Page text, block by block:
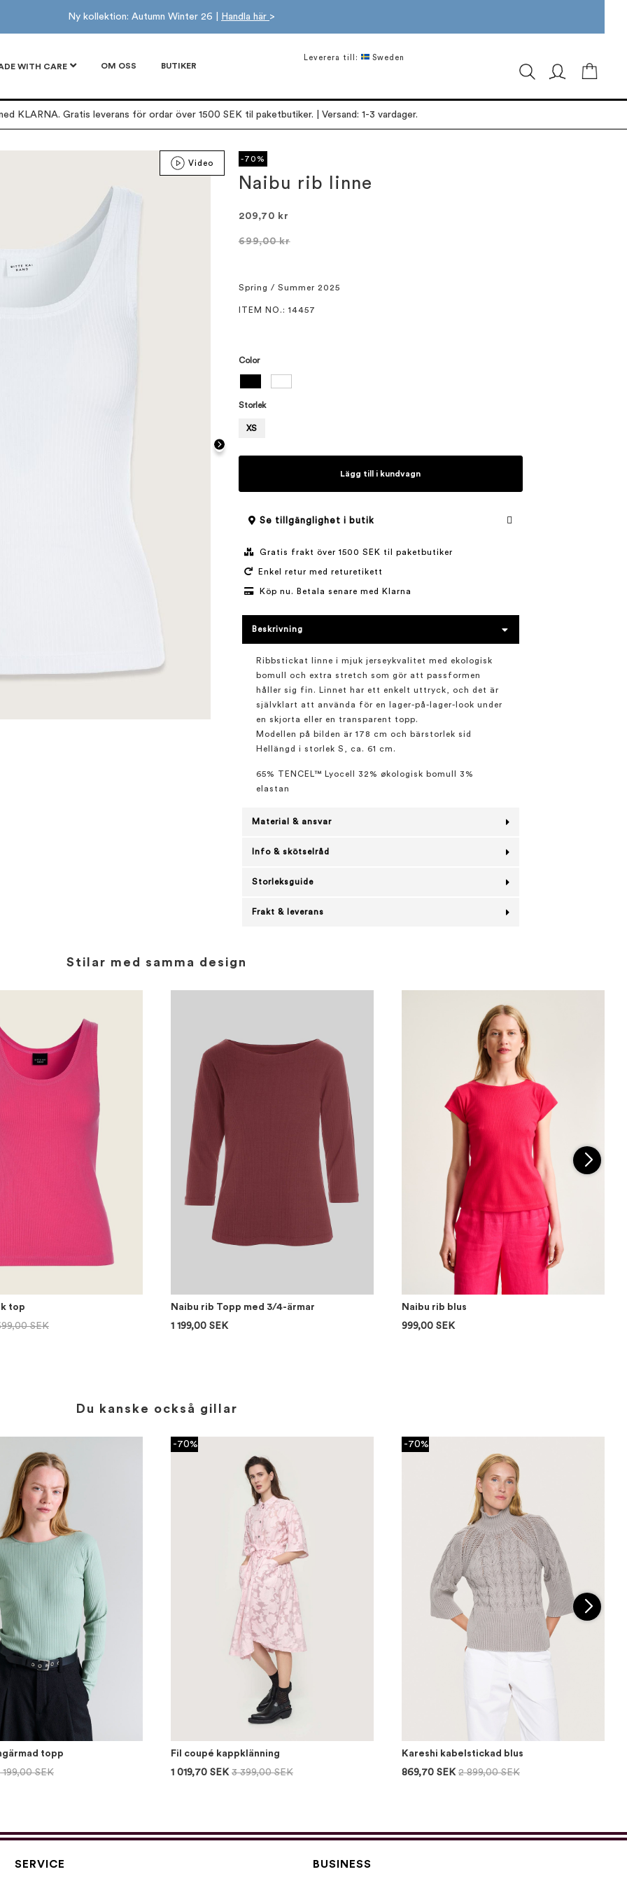
Ny kollektion: Autumn Winter 26 | Handla här >
WITH CARE OM OSS BUTIKER
Leverera till: Sweden
KLARNA. Gratis leverans för ordar över 1500 SEK til paketbutiker. | Versand: 1-3 vardager.
Video -70%
Naibu rib linne
209,70 kr
699,00 kr
Spring / Summer 2025
ITEM NO. : 14457
Color
Storlek
XS
Lägg till i kundvagn
Se tillgänglighet i butik
Gratis frakt över 1500 SEK til paketbutiker
Enkel retur med returetikett
Köp nu. Betala senare med Klarna
Beskrivning
Ribbstickat linne i mjuk jerseykvalitet med ekologisk
bomull och extra stretch som gör att passformen
håller sig fin. Linnet har ett enkelt uttryck, och det är
självklart att använda för en lager-på-lager-look under
en skjorta eller en transparent topp.
Modellen på bilden är 178 cm och bärstorlek sid
Hellängd i storlek S, ca. 61 cm.
65% TENCEL™ Lyocell 32% økologisk bomull 3%
elastan
Material & ansvar
Info & skötselråd
Storleksguide
Frakt & leverans
Stilar med samma design
top
SEK
Naibu rib Topp med 3/4-ärmar
1 199,00 SEK
Naibu rib blus
999,00 SEK
Du kanske också gillar
topp
199,00 SEK
-70%
Fil coupé kappklänning
1 019,70 SEK 3 399,00 SEK
-70%
Kareshi kabelstickad blus
869,70 SEK 2 899,00 SEK
SERVICE BUSINESS